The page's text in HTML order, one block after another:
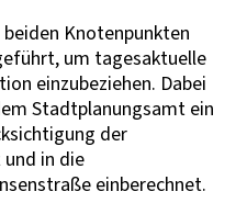
Knotenpunkten
um tagesaktuelle
einzubeziehen. Dabei
Stadtplanungsamt ein
der
in die
einberechnet.